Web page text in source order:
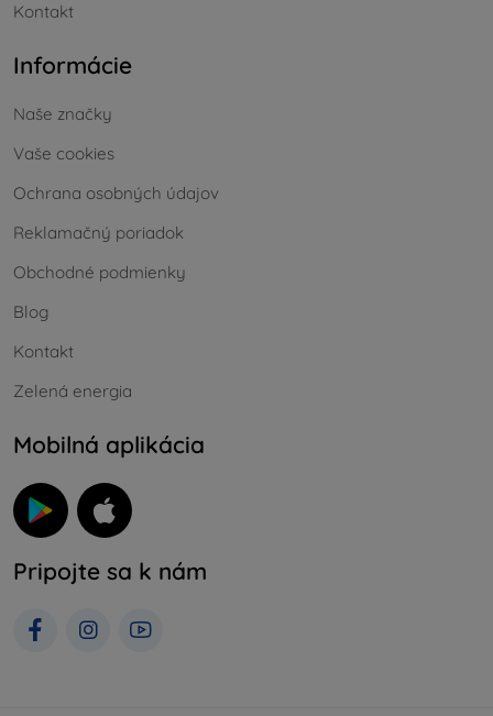
Kontakt
Informácie
Naše značky
Vaše cookies
Ochrana osobných údajov
Reklamačný poriadok
Obchodné podmienky
Blog
Kontakt
Zelená energia
Mobilná aplikácia
Pripojte sa k nám